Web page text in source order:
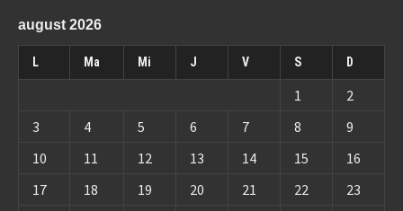
august 2026
L Ma Mi J V S D
1
2
3
4 5 6 7 8
9
10
11 12 13 14 15
16
17
18 19 20 21 22 23